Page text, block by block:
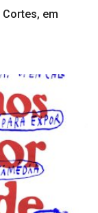
Cortes, em